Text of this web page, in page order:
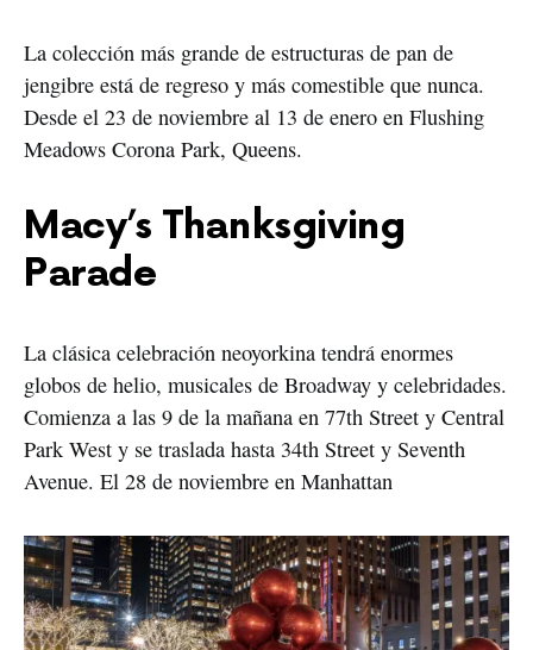
La colección más grande de estructuras de pan de
jengibre está de regreso y más comestible que nunca.
Desde el 23 de noviembre al 13 de enero en Flushing
Meadows Corona Park, Queens.
Macy’s Thanksgiving
Parade
La clásica celebración neoyorkina tendrá enormes
globos de helio, musicales de Broadway y celebridades.
Comienza a las 9 de la mañana en 77th Street y Central
Park West y se traslada hasta 34th Street y Seventh
Avenue. El 28 de noviembre en Manhattan